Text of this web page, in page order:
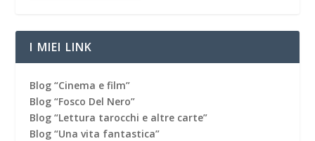
I MIEI LINK
Blog “Cinema e film”
Blog “Fosco Del Nero”
Blog “Lettura tarocchi e altre carte”
Blog “Una vita fantastica”